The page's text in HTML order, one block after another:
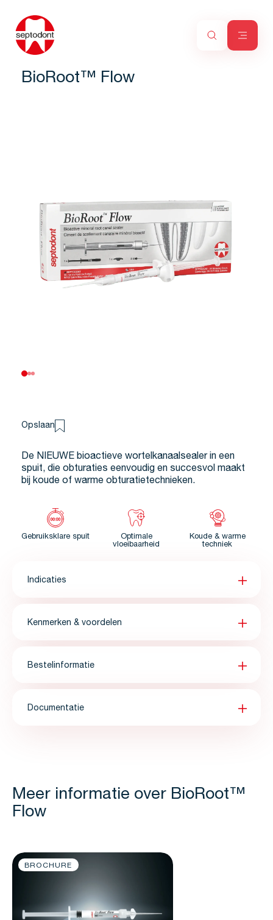
BioRoot™ Flow
Opslaan
De NIEUWE bioactieve wortelkanaalsealer in een
spuit, die obturaties eenvoudig en succesvol maakt
bij koude of warme obturatietechnieken.
Gebruiksklare spuit
Optimale
vloeibaarheid
Koude & warme
techniek
Indicaties
Kenmerken & voordelen
Bestelinformatie
Documentatie
Meer informatie over BioRoot™
Flow
BROCHURE